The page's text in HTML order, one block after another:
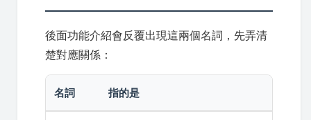
後面功能介紹會反覆出現這兩個名詞，先弄清
楚對應關係：
名詞 指的是